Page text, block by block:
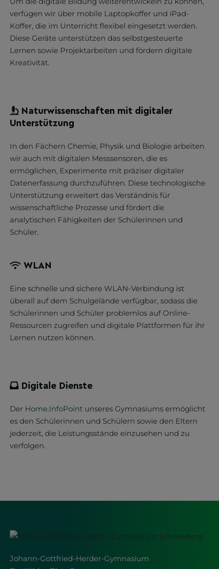
verfügen wir über mobile Laptopkoffer und iPad-
Koffer, die im Unterricht flexibel eingesetzt werden.
Diese Geräte unterstützen das selbstgesteuerte
Lernen sowie Projektarbeiten und fördern digitale
Kreativität.
Naturwissenschaften mit digitaler
Unterstützung
In den Fächern Chemie, Physik und Biologie arbeiten
wir auch mit digitalen Messsensoren, die es
ermöglichen, Experimente mit präziser digitaler
Datenerfassung durchzuführen. Diese technologische
Unterstützung erweitert das Verständnis für
wissenschaftliche Prozesse und fördert die
analytischen Fähigkeiten der Schülerinnen und
Schüler.
WLAN
Eine schnelle und sichere WLAN-Verbindung ist
überall auf dem Schulgelände verfügbar, sodass die
Schülerinnen und Schüler problemlos auf Online-
Ressourcen zugreifen und digitale Plattformen für ihr
Lernen nutzen können.
Digitale Dienste
Der Home.InfoPoint unseres Gymnasiums ermöglicht
es den Schülerinnen und Schülern sowie den Eltern
jederzeit, die Leistungsstände einzusehen und zu
verfolgen.
Johann-Gottfried-Herder-Gymnasium